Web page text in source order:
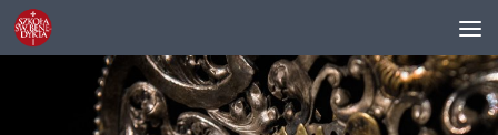
Przejdź do treści